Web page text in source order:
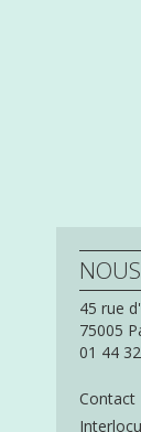
45 rue
75005
01 44
Contact